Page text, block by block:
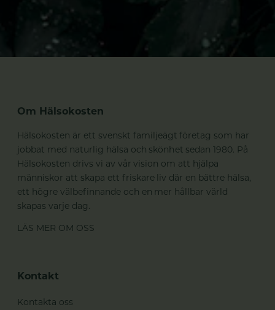
Om Hälsokosten
Hälsokosten är ett svenskt familjeägt företag som har
jobbat med naturlig hälsa och skönhet sedan 1980. På
Hälsokosten drivs vi av vår vision om att hjälpa
människor att skapa ett friskare liv där en bättre hälsa,
ett högre välbefinnande och en mer hållbar värld
skapas varje dag.
LÄS MER OM OSS
Kontakt
Kontakta oss